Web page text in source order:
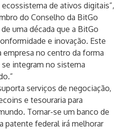
de ativos digitais”,
do Conselho da BitGo
uma década que a BitGo
e inovação. Este
no centro da forma
integram no sistema
serviços de negociação,
e tesouraria para
Tornar-se um banco de
patente federal irá melhorar